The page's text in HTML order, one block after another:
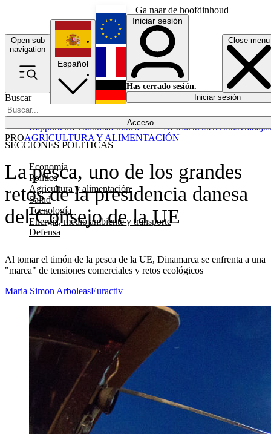
Ga naar de hoofdinhoud
Open sub
navigation
Close menu
Buscar
Acceso
SECCIONES POLÍTICAS
Economía
Política
Agricultura y alimentación
Salud
Tecnología
Energía, medio ambiente y transporte
Defensa
RapporteurEconomíaPolítica NewslettersEventosTrabajos
Español
English
Français
Iniciar sesión
Has cerrado sesión.
Iniciar sesión
La pesca, uno de los grandes
retos de la presidencia danesa
del Consejo de la UE
Al tomar el timón de la pesca de la UE, Dinamarca se enfrenta a una
"marea" de tensiones comerciales y retos ecológicos
PROAGRICULTURA Y ALIMENTACIÓN
Maria Simon ArboleasEuractiv